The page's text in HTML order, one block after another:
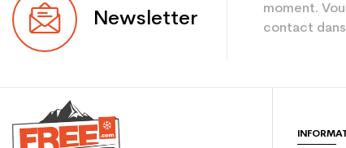
Newsletter
moment.
contact